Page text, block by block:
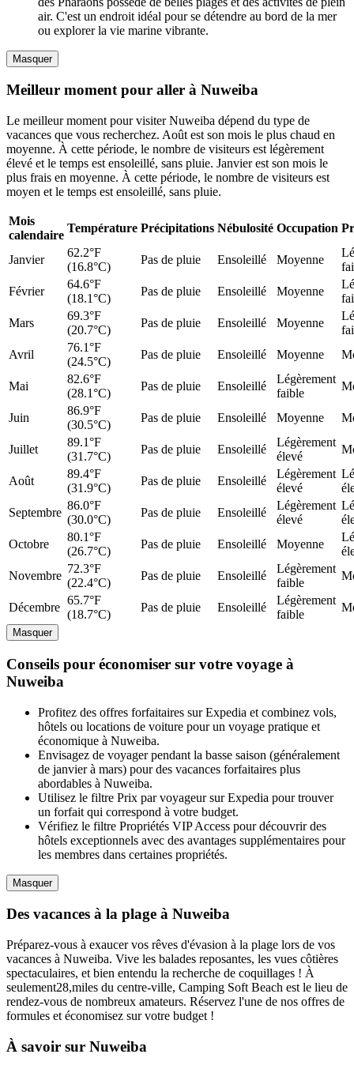
air. C'est un endroit idéal pour se détendre au bord de la mer
ou explorer la vie marine vibrante.
Masquer
Meilleur moment pour aller à Nuweiba
Le meilleur moment pour visiter Nuweiba dépend du type de
vacances que vous recherchez. Août est son mois le plus chaud en
moyenne. À cette période, le nombre de visiteurs est légèrement
élevé et le temps est ensoleillé, sans pluie. Janvier est son mois le
plus frais en moyenne. À cette période, le nombre de visiteurs est
moyen et le temps est ensoleillé, sans pluie.
Mois
calendaire
Température Précipitations Nébulosité Occupation
Janvier
62.2°F
(16.8°C)
Pas de pluie Ensoleillé Moyenne
Février
64.6°F
(18.1°C)
Pas de pluie Ensoleillé Moyenne
Mars
69.3°F
(20.7°C)
Pas de pluie Ensoleillé Moyenne
Avril
76.1°F
(24.5°C)
Pas de pluie Ensoleillé Moyenne
Mai
82.6°F
(28.1°C)
Pas de pluie Ensoleillé
Légèrement
faible
Juin
86.9°F
(30.5°C)
Pas de pluie Ensoleillé Moyenne
Juillet
89.1°F
(31.7°C)
Pas de pluie Ensoleillé
Légèrement
élevé
Août
89.4°F
(31.9°C)
Pas de pluie Ensoleillé
Légèrement
élevé
Septembre
86.0°F
(30.0°C)
Pas de pluie Ensoleillé
Légèrement
élevé
Octobre
80.1°F
(26.7°C)
Pas de pluie Ensoleillé Moyenne
Novembre
72.3°F
(22.4°C)
Pas de pluie Ensoleillé
Légèrement
faible
Décembre
65.7°F
(18.7°C)
Pas de pluie Ensoleillé
Légèrement
faible
Masquer
Conseils pour économiser sur votre voyage à
Nuweiba
Profitez des offres forfaitaires sur Expedia et combinez vols,
hôtels ou locations de voiture pour un voyage pratique et
économique à Nuweiba.
Envisagez de voyager pendant la basse saison (généralement
de janvier à mars) pour des vacances forfaitaires plus
abordables à Nuweiba.
Utilisez le filtre Prix par voyageur sur Expedia pour trouver
un forfait qui correspond à votre budget.
Vérifiez le filtre Propriétés VIP Access pour découvrir des
hôtels exceptionnels avec des avantages supplémentaires pour
les membres dans certaines propriétés.
Masquer
Des vacances à la plage à Nuweiba
Préparez-vous à exaucer vos rêves d'évasion à la plage lors de vos
vacances à Nuweiba. Vive les balades reposantes, les vues côtières
spectaculaires, et bien entendu la recherche de coquillages ! À
seulement28,miles du centre-ville, Camping Soft Beach est le lieu de
rendez-vous de nombreux amateurs. Réservez l'une de nos offres de
formules et économisez sur votre budget !
À savoir sur Nuweiba